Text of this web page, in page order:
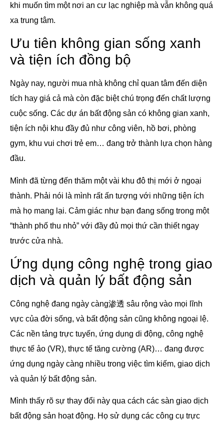
khi muốn tìm một nơi an cư lạc nghiệp mà vẫn không quá
xa trung tâm.
Ưu tiên không gian sống xanh
và tiện ích đồng bộ
Ngày nay, người mua nhà không chỉ quan tâm đến diện
tích hay giá cả mà còn đặc biệt chú trọng đến chất lượng
cuộc sống. Các dự án bất động sản có không gian xanh,
tiện ích nội khu đầy đủ như công viên, hồ bơi, phòng
gym, khu vui chơi trẻ em… đang trở thành lựa chọn hàng
đầu.
Mình đã từng đến thăm một vài khu đô thị mới ở ngoại
thành. Phải nói là mình rất ấn tượng với những tiện ích
mà họ mang lại. Cảm giác như bạn đang sống trong một
“thành phố thu nhỏ” với đầy đủ mọi thứ cần thiết ngay
trước cửa nhà.
Ứng dụng công nghệ trong giao
dịch và quản lý bất động sản
Công nghệ đang ngày càng渗透 sâu rộng vào mọi lĩnh
vực của đời sống, và bất động sản cũng không ngoại lệ.
Các nền tảng trực tuyến, ứng dụng di động, công nghệ
thực tế ảo (VR), thực tế tăng cường (AR)… đang được
ứng dụng ngày càng nhiều trong việc tìm kiếm, giao dịch
và quản lý bất động sản.
Mình thấy rõ sự thay đổi này qua cách các sàn giao dịch
bất động sản hoạt động. Họ sử dụng các công cụ trực